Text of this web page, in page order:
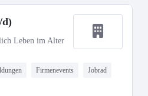
d)
Leben im Alter
Firmenevents Jobrad